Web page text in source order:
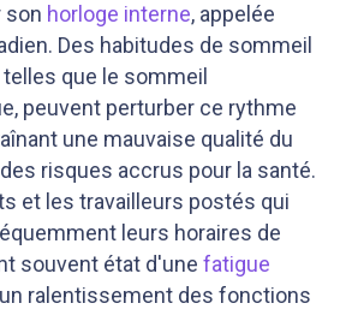
son horloge interne, appelée
Des habitudes de sommeil
que le sommeil
peuvent perturber ce rythme
une mauvaise qualité du
risques accrus pour la santé.
et les travailleurs postés qui
leurs horaires de
souvent état d'une fatigue
ralentissement des fonctions